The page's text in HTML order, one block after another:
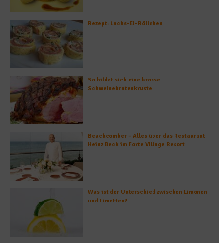
Rezept: Lachs-Ei-Röllchen
So bildet sich eine krosse
Schweinebratenkruste
Beachcomber – Alles über das Restaurant
Heinz Beck im Forte Village Resort
Was ist der Unterschied zwischen Limonen
und Limetten?